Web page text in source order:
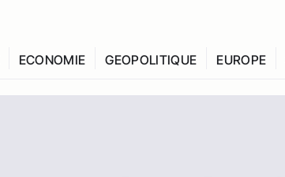
ECONOMIE GEOPOLITIQUE EUROPE